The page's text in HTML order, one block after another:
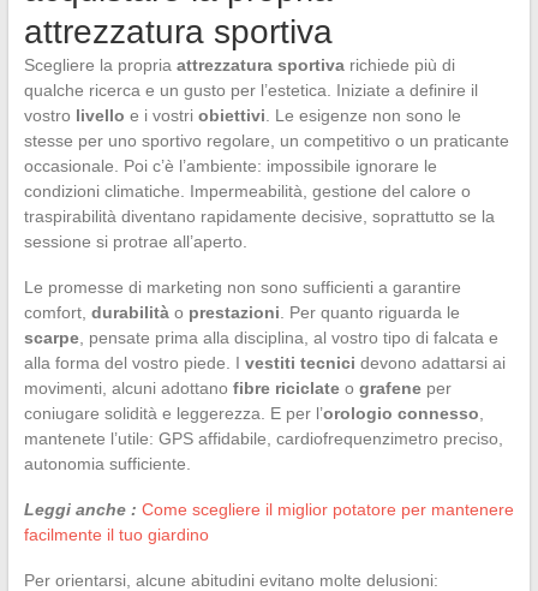
attrezzatura sportiva
Scegliere la propria attrezzatura sportivarichiede più di
qualche ricerca e un gusto per l’estetica. Iniziate a definire il
vostro livello e i vostri obiettivi . Le esigenze non sono le
stesse per uno sportivo regolare, un competitivo o un praticante
occasionale. Poi c’è l’ambiente: impossibile ignorare le
condizioni climatiche. Impermeabilità, gestione del calore o
traspirabilità diventano rapidamente decisive, soprattutto se la
sessione si protrae all’aperto.
Le promesse di marketing non sono sufficienti a garantire
comfort, durabilitào prestazioni . Per quanto riguarda le
scarpe, pensate prima alla disciplina, al vostro tipo di falcata e
alla forma del vostro piede. I vestiti tecnici devono adattarsi ai
movimenti, alcuni adottano fibre riciclateo grafeneper
coniugare solidità e leggerezza. E per l’orologio connesso
mantenete l’utile: GPS affidabile, cardiofrequenzimetro preciso,
autonomia sufficiente.
Leggi anche : Come scegliere il miglior potatore per mantenere
facilmente il tuo giardino
Per orientarsi, alcune abitudini evitano molte delusioni: